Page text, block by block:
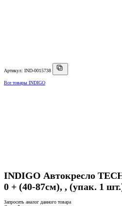
Артикул: IND-0015738
Все товары INDIGO
INDIGO Автокресло
0 + (40-87см), , (упак. 1
Запросить аналог данного товара